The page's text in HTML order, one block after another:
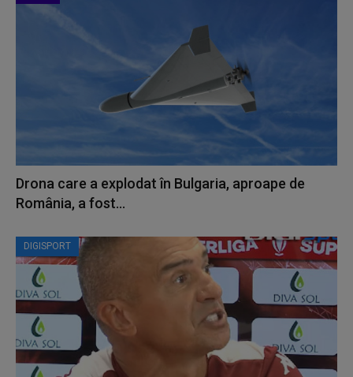
Drona care a explodat în Bulgaria, aproape de
România, a fost...
DIGISPORT